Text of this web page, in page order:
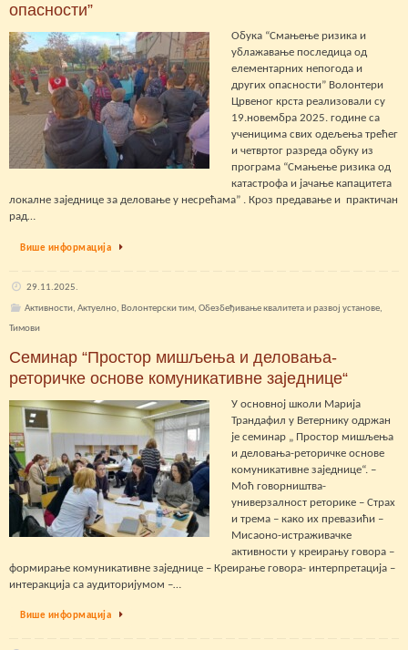
опасности”
Обука “Смањење ризика и
ублажавање последица од
елементарних непогода и
других опасности” Волонтери
Црвеног крста реализовали су
19.новембра 2025. године са
ученицима свих одељења трећег
и четвртог разреда обуку из
програма “Смањење ризика од
катастрофа и јачање капацитета
локалне заједнице за деловање у несрећама” . Кроз предавање и практичан
рад…
Више информација
29.11.2025.
Активности, Актуелно, Волонтерски тим, Обезбеђивање квалитета и развој установе,
Тимови
Семинар “Простор мишљења и деловања-
реторичке основе комуникативне заједнице“
У основној школи Марија
Трандафил у Ветернику одржан
је семинар „ Простор мишљења
и деловања-реторичке основе
комуникативне заједнице“. –
Моћ говорништва-
универзалност реторике – Страх
и трема – како их превазићи –
Мисаоно-истраживачке
активности у креирању говора –
формирање комуникативне заједнице – Креирање говора- интерпретација –
интеракција са аудиторијумом –…
Више информација